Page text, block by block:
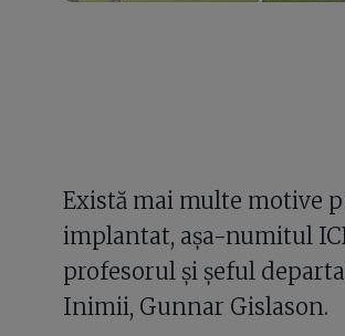
Există mai multe motive
implantat, așa-numitul
profesorul și șeful
Inimii, Gunnar Gislason.